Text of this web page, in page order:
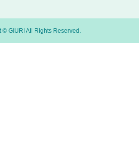
© GIURI All Rights Reserved.